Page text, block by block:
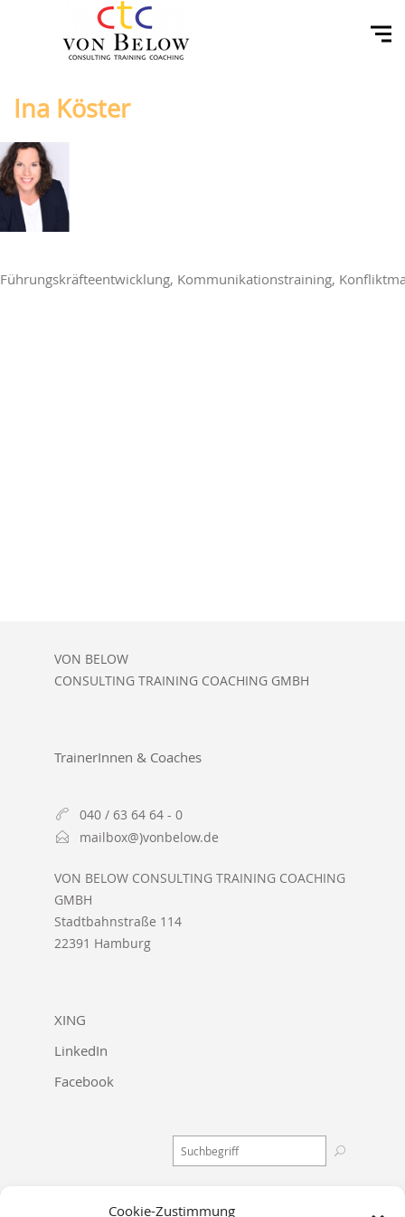
Cookie-Zustimmung
Ina Köster
Führungskräfteentwicklung, Kommunikationstraining,
VON BELOW
CONSULTING TRAINING COACHING GMBH
TrainerInnen & Coaches
040 / 63 64 64 - 0
mailbox@)vonbelow.de
VON BELOW CONSULTING TRAINING COACHING
GMBH
Stadtbahnstraße 114
22391 Hamburg
XING
LinkedIn
Facebook